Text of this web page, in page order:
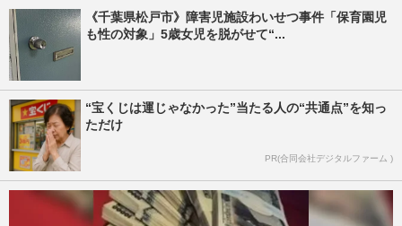
《千葉県松戸市》障害児施設わいせつ事件「保育園児
も性の対象」5歳女児を脱がせて“...
“宝くじは運じゃなかった”当たる人の“共通点”を知っ
ただけ
PR(合同会社デジタルファーム )